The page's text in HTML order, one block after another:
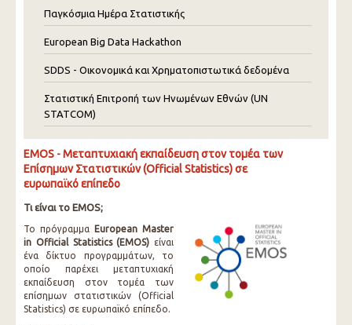
Παγκόσμια Ημέρα Στατιστικής
European Big Data Hackathon
SDDS - Οικονομικά και Χρηματοπιστωτικά δεδομένα
Στατιστική Επιτροπή των Ηνωμένων Εθνών (UN
STATCOM)
EMOS - Μεταπτυχιακή εκπαίδευση στον τομέα των
Επίσημων Στατιστικών (Official Statistics) σε
ευρωπαϊκό επίπεδο
Τι είναι το EMOS;
Το πρόγραμμα European Master
in Official Statistics (EMOS) είναι
ένα δίκτυο προγραμμάτων, το
οποίο παρέχει μεταπτυχιακή
εκπαίδευση στον τομέα των
επίσημων στατιστικών (Official
Statistics) σε ευρωπαϊκό επίπεδο.